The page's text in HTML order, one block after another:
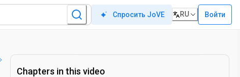
Спросить JoVE RU Войти
Chapters in this video